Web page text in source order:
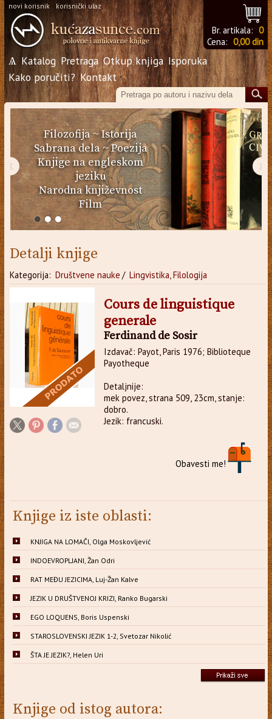
novi korisnik korisnički ulaz
Br. artikala: 0
Cena: 0,00 din
Ѧ Katalog Pretraga Otkup knjiga Isporuka
Kako poručiti? Kontakt
Filozofija~Istorija
Sabrana dela~Poezija
Knjige na engleskom
jeziku
Narodna književnost
Film
‹ ›
Detalji knjige
Kategorija: Društvene nauke / Lingvistika, Filologija
Cours de linguistique
generale
Ferdinand de Sosir
Izdavač: Payot, Paris 1976; Biblioteque
Payotheque
Detaljnije:
mek povez, strana 509, 23cm, stanje:
dobro.
Jezik: francuski.
Obavesti me!
Knjige iz iste oblasti:
KNJIGA NA LOMAČI, Olga Moskovljević
INDOEVROPLJANI, Žan Odri
RAT MEĐU JEZICIMA, Luj-Žan Kalve
JEZIK U DRUŠTVENOJ KRIZI, Ranko Bugarski
EGO LOQUENS, Boris Uspenski
STAROSLOVENSKI JEZIK 1-2, Svetozar Nikolić
ŠTA JE JEZIK?, Helen Uri
Knjige od istog autora: